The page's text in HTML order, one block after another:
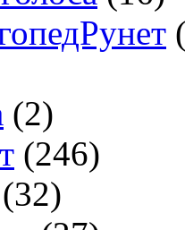
(2)
(246)
(32)